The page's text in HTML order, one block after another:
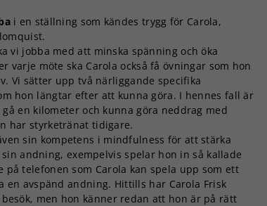
i en ställning som kändes trygg för Carola,
vi jobba med att minska spänning och öka
varje möte ska Carola också få övningar som hon
Vi sätter upp två närliggande specifika
hon längtar efter att kunna göra. I hennes fall är
en kilometer och kunna göra neddrag med
har styrketränat tidigare.
sin kompetens i mindfulness för att stärka
andning, exempelvis spelar hon in så kallade
på telefonen som Carola kan spela upp som ett
en avspänd andning. Hittills har Carola Frisk
men hon känner redan att hon är på rätt